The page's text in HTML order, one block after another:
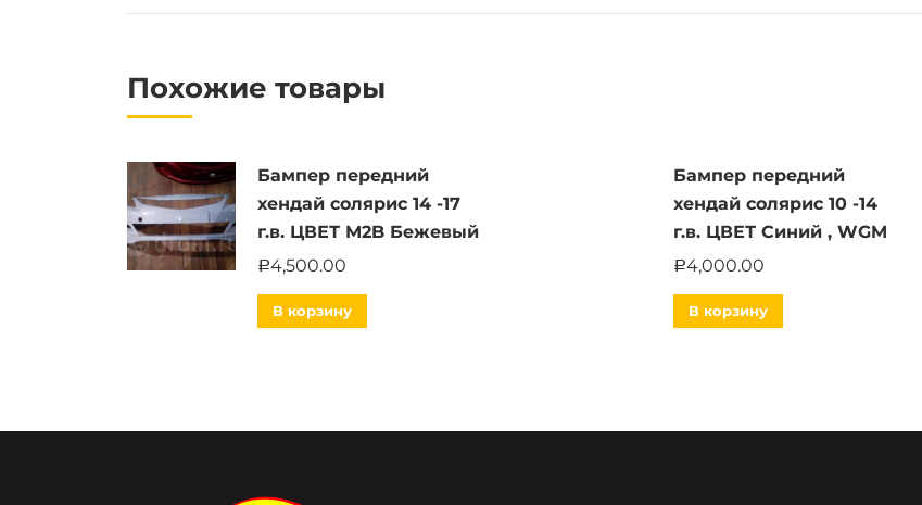
Похожие товары
Бампер передний
хендай солярис 14 -17
г.в. ЦВЕТ M2B Бежевый
Р4,500.00
В корзину
Бампер передний
хендай солярис 10 -14
г.в. ЦВЕТ Синий , WGM
Р4,000.00
В корзину